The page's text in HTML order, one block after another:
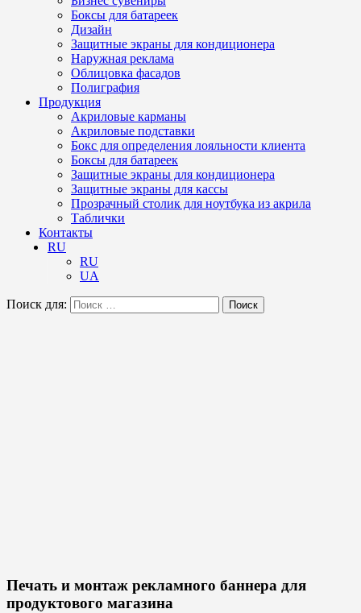
Боксы для батареек
Дизайн
Защитные экраны для кондиционера
Наружная реклама
Облицовка фасадов
Полиграфия
Продукция
Акриловые карманы
Акриловые подставки
Бокс для определения лояльности клиента
Боксы для батареек
Защитные экраны для кондиционера
Защитные экраны для кассы
Прозрачный столик для ноутбука из акрила
Таблички
Контакты
RU
RU
UA
Поиск для: Поиск
Печать и монтаж рекламного баннера для
продуктового магазина